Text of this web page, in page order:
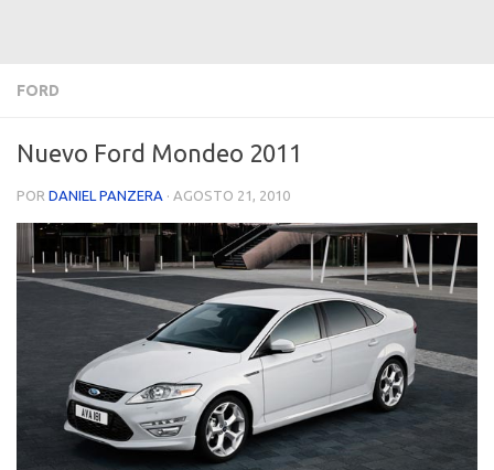
FORD
Nuevo Ford Mondeo 2011
POR DANIEL PANZERA · AGOSTO 21, 2010